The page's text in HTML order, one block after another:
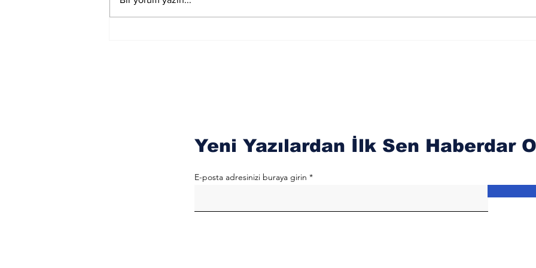
Akreplere Etkileri
Yeni Yazılardan İlk Sen Haberdar
E-posta adresinizi buraya girin